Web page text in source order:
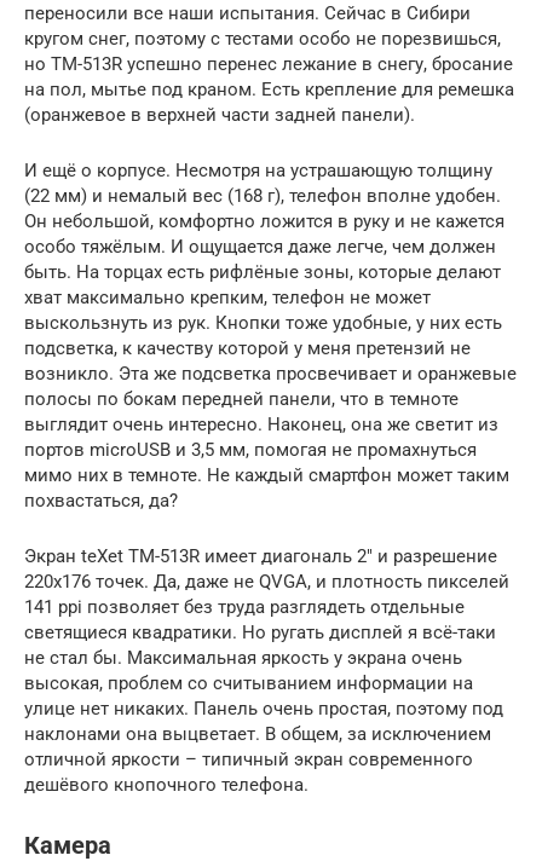
переносили все наши испытания. Сейчас в Сибири
кругом снег, поэтому с тестами особо не порезвишься,
но TM-513R успешно перенес лежание в снегу, бросание
на пол, мытье под краном. Есть крепление для ремешка
(оранжевое в верхней части задней панели).
И ещё о корпусе. Несмотря на устрашающую толщину
(22 мм) и немалый вес (168 г), телефон вполне удобен.
Он небольшой, комфортно ложится в руку и не кажется
особо тяжёлым. И ощущается даже легче, чем должен
быть. На торцах есть рифлёные зоны, которые делают
хват максимально крепким, телефон не может
выскользнуть из рук. Кнопки тоже удобные, у них есть
подсветка, к качеству которой у меня претензий не
возникло. Эта же подсветка просвечивает и оранжевые
полосы по бокам передней панели, что в темноте
выглядит очень интересно. Наконец, она же светит из
портов microUSB и 3,5 мм, помогая не промахнуться
мимо них в темноте. Не каждый смартфон может таким
похвастаться, да?
Экран teXet TM-513R имеет диагональ 2″ и разрешение
220х176 точек. Да, даже не QVGA, и плотность пикселей
141 ppi позволяет без труда разглядеть отдельные
светящиеся квадратики. Но ругать дисплей я всё-таки
не стал бы. Максимальная яркость у экрана очень
высокая, проблем со считыванием информации на
улице нет никаких. Панель очень простая, поэтому под
наклонами она выцветает. В общем, за исключением
отличной яркости – типичный экран современного
дешёвого кнопочного телефона.
Камера